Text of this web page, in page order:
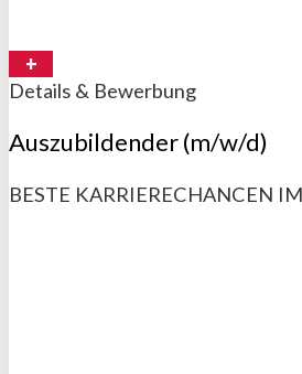
Details & Bewerbung
Auszubildender (m/w/d)
BESTE KARRIERECHANCEN